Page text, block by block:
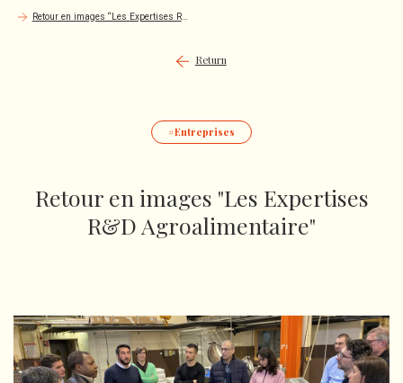
Retour en images “Les Expertises R&D Agroalimentaire”
Return
Entreprises
Retour en images "Les Expertises
R&D Agroalimentaire"